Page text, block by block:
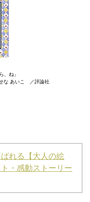
、ね」
な あいこ ／評論社
れる【大人の絵
・感動ストーリー